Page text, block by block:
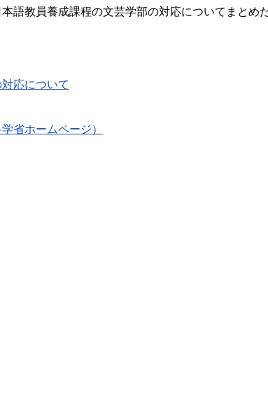
語教員養成課程の文芸学部の対応についてまとめ
応について
省ホームページ）